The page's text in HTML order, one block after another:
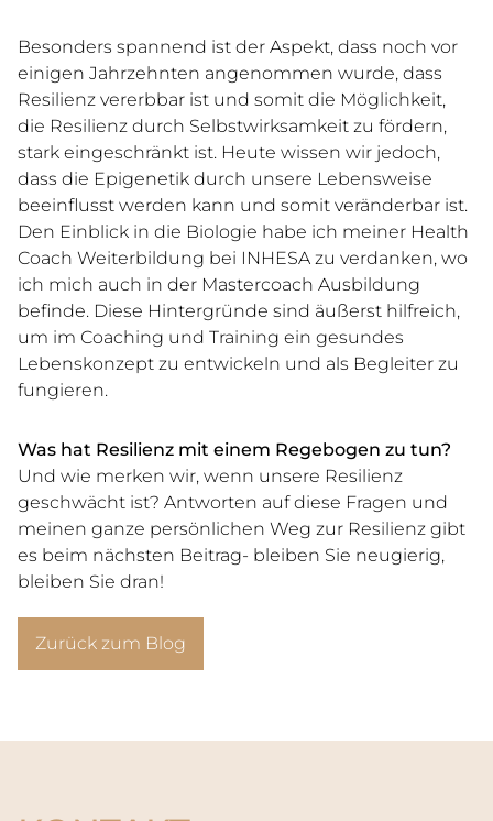
Besonders spannend ist der Aspekt, dass noch vor
einigen Jahrzehnten angenommen wurde, dass
Resilienz vererbbar ist und somit die Möglichkeit,
die Resilienz durch Selbstwirksamkeit zu fördern,
stark eingeschränkt ist. Heute wissen wir jedoch,
dass die Epigenetik durch unsere Lebensweise
beeinflusst werden kann und somit veränderbar ist.
Den Einblick in die Biologie habe ich meiner Health
Coach Weiterbildung bei INHESA zu verdanken, wo
ich mich auch in der Mastercoach Ausbildung
befinde. Diese Hintergründe sind äußerst hilfreich,
um im Coaching und Training ein gesundes
Lebenskonzept zu entwickeln und als Begleiter zu
fungieren.
Was hat Resilienz mit einem Regebogen zu tun?
Und wie merken wir, wenn unsere Resilienz
geschwächt ist? Antworten auf diese Fragen und
meinen ganze persönlichen Weg zur Resilienz gibt
es beim nächsten Beitrag- bleiben Sie neugierig,
bleiben Sie dran!
Zurück zum Blog